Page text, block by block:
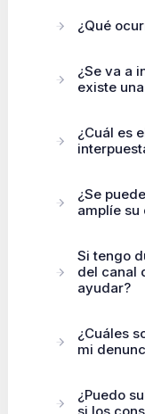
¿Qué
¿Se va a
existe
¿Cuál es
¿Se
amplíe su
Si tengo
del canal
ayudar?
¿Cuáles
mi
¿Puedo